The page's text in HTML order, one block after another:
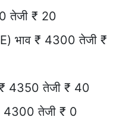
तेजी ₹ 20
भाव ₹ 4300 तेजी ₹
₹ 4350 तेजी ₹ 40
4300 तेजी ₹ 0